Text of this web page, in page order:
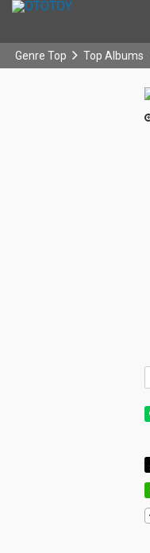
Genre Top Top Albums